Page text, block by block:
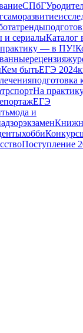
СПбГУ
саморазвитие
тренды
и сериалыКаталог
— в ПУ!
рецензия
Кем бытьЕГЭ 2024
подготовка
спортНа
ЕГЭ
мода и
экзамен
хоббиКонкурс
Поступление